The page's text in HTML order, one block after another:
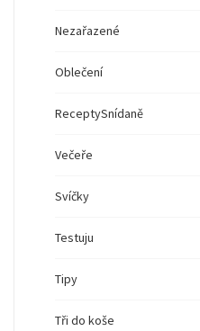
Nezařazené
Oblečení
ReceptySnídaně
Večeře
Svíčky
Testuju
Tipy
Tři do koše